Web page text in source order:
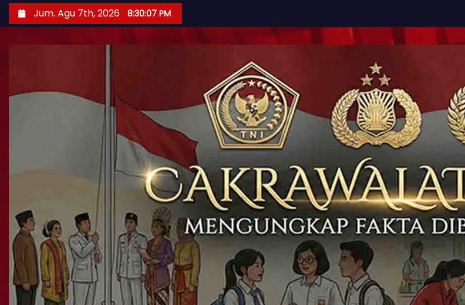
Jum. Agu 7th, 2026 8:30:09 PM